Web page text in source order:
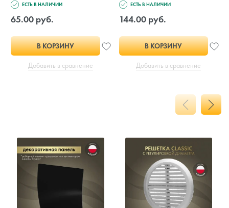
ЕСТЬ В НАЛИЧИИ
65.00 руб.
В КОРЗИНУ
Добавить в сравнение
ЕСТЬ В НАЛИЧИИ
144.00 руб.
В КОРЗИНУ
Добавить в сравнение